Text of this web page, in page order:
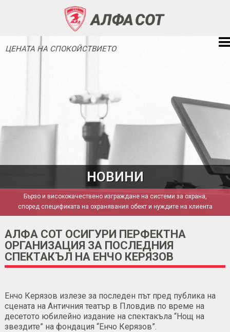
ЦЕНАТА НА СПОКОЙСТВИЕТО
НОВИНИ
Бързо и висококачествено изграждане на системи за охрана,
според спецификата на охранявания обект и нуждите на клиента
АЛФА СОТ ОСИГУРИ ПЕРФЕКТНА
ОРГАНИЗАЦИЯ ЗА ПОСЛЕДНИЯ
СПЕКТАКЪЛ НА ЕНЧО КЕРЯЗОВ
Енчо Керязов излезе за последен път пред публика на
сцената на Античния театър в Пловдив по време на
десетото юбилейно издание на спектакъла “Нощ на
звездите” на фондация “Енчо Керязов”.